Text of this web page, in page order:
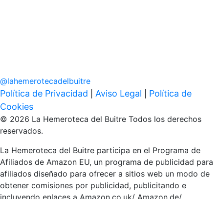
@lahemerotecadelbuitre
Política de Privacidad Aviso Legal
Política de
Cookies
© 2026 La Hemeroteca del Buitre Todos los derechos
reservados.
La Hemeroteca del Buitre participa en el Programa de
Afiliados de Amazon EU, un programa de publicidad para
afiliados diseñado para ofrecer a sitios web un modo de
obtener comisiones por publicidad, publicitando e
incluyendo enlaces a Amazon.co.uk/ Amazon.de/